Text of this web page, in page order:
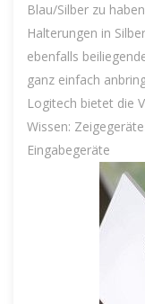
Blau/Silber zu
Halterungen in
ebenfalls
ganz einfach
Logitech bietet die
Wissen:
Eingabegeräte